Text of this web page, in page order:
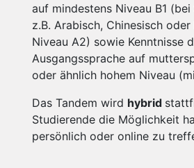
auf mindestens Niveau B1
z.B. Arabisch, Chinesisch oder
Niveau A2) sowie Kenntnisse
Ausgangssprache auf
oder ähnlich hohem Niveau
Das Tandem wird hybrid
Studierende die Möglichkeit
persönlich oder online zu